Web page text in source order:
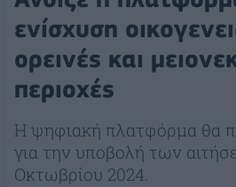
ενίσχυση
ορεινές και
περιοχές
Η ψηφιακή πλατφόρμα θα
για την υποβολή των
Οκτωβρίου 2024.